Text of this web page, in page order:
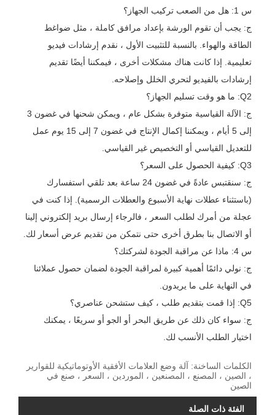
س 1: هل من الصعب تركيب الجهاز؟
ج: يجب أن تقوم الورشة بإعداد مرافق كاملة ، مثل ضواغط
الطاقة والهواء. بالنسبة للتثبيت الأول ، نقدم إرشادات فيديو
تعليمية. إذا كانت هناك مشكلات أخرى ، فيمكننا أيضًا تقديم
إرشادات بالفيديو لتحري الخلل وإصلاحه.
Q2: ما هو وقت تسليم الجهاز؟
ج: الآلة القياسية متوفرة بشكل عام ، ويمكن شحنها في غضون 3
إلى 5 أيام ، ويمكننا إكمال الإنتاج في غضون 7 إلى 15 يوم عمل
للتعديل القياسي أو التخصيص غير القياسي.
Q3: كيفية الحصول على السعر؟
ج: سنقتبس عادةً في غضون 24 ساعة بعد تلقي استفسارك
(باستثناء عطلات نهاية الأسبوع والعطلات الرسمية). إذا كنت في
عجلة من أمرك لطلب السعر ، فالرجاء إرسال بريد إلكتروني إلينا
أو الاتصال بنا بطرق أخرى حتى نتمكن من تقديم عرض أسعار لك.
س 4: ماذا عن مراقبة الجودة لشركتك؟
ج: نولي دائمًا أهمية كبيرة لمراقبة الجودة لضمان حصول عملائنا
في النهاية على ما يريدون.
Q5: إذا قمت بتقديم طلب ، كيف ستشحن عناصري؟
ج: سواء كان ذلك عن طريق البحر أو الجو أو سريعًا ، يمكنك
اختيار الطلب الأنسب لك.
الكلمات الساخنة: آلة وضع العلامات الأفقية الأوتوماتيكية للقوارير
، الصين ، المصنع ، المصنعين ، الموردين ، السعر ، صنع في
الصين
الفئة ذات الصلة